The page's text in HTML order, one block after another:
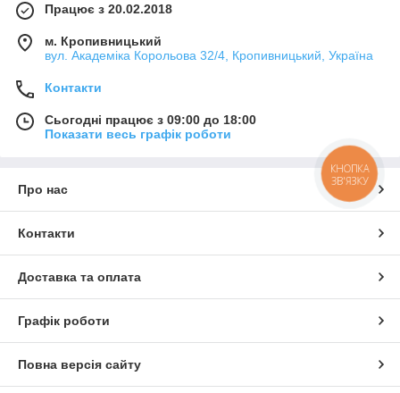
Працює з 20.02.2018
м. Кропивницький
вул. Академіка Корольова 32/4, Кропивницький, Україна
Контакти
Сьогодні працює з 09:00 до 18:00
Показати весь графік роботи
Про нас
Контакти
Доставка та оплата
Графік роботи
Повна версія сайту
КНОПКА
ЗВ'ЯЗКУ